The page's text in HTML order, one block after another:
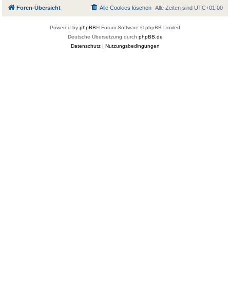
Foren-Übersicht Alle Zeiten sind UTC+01:00
Alle Cookies löschen
Powered by phpBB® Forum Software © phpBB Limited
Deutsche Übersetzung durch phpBB.de
Datenschutz| Nutzungsbedingungen